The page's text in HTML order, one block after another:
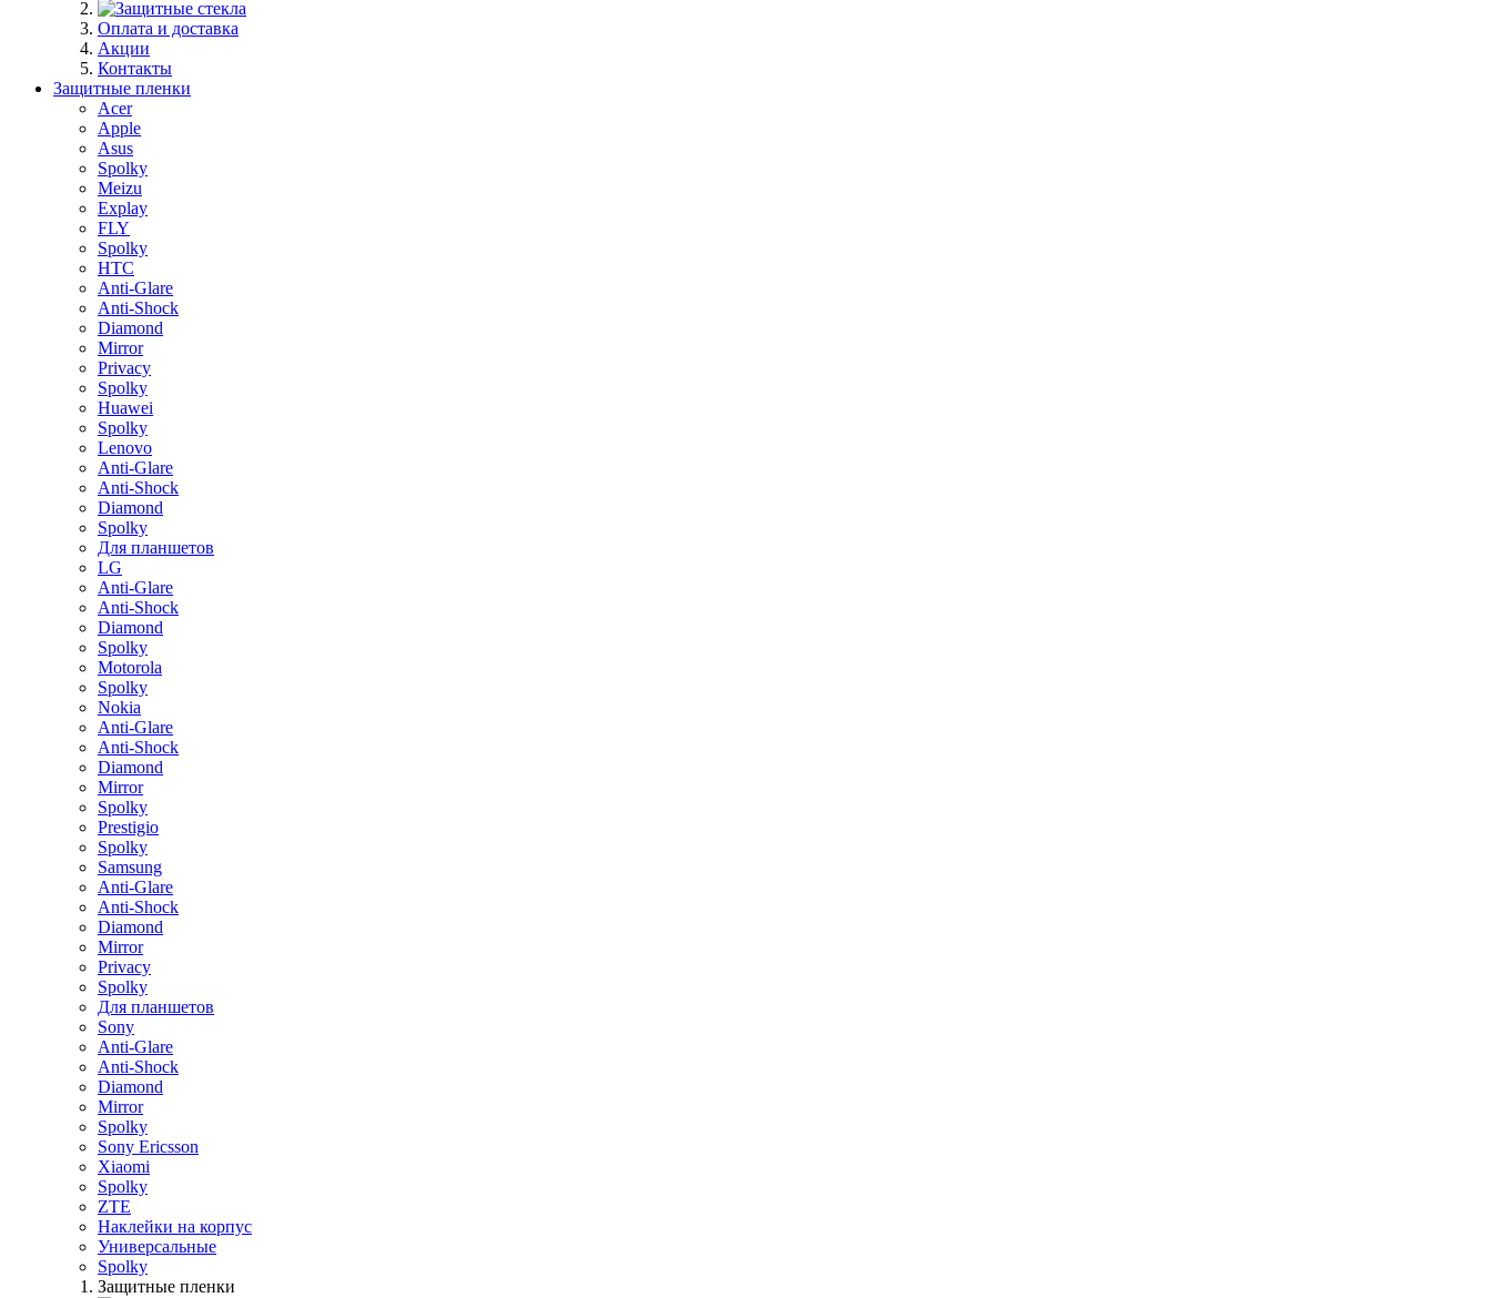
Оплата и доставка
Акции
Контакты
Защитные пленки
Acer
Apple
Asus
Spolky
Meizu
Explay
FLY
Spolky
HTC
Anti-Glare
Anti-Shock
Diamond
Mirror
Privacy
Spolky
Huawei
Spolky
Lenovo
Anti-Glare
Anti-Shock
Diamond
Spolky
Для планшетов
LG
Anti-Glare
Anti-Shock
Diamond
Spolky
Motorola
Spolky
Nokia
Anti-Glare
Anti-Shock
Diamond
Mirror
Spolky
Prestigio
Spolky
Samsung
Anti-Glare
Anti-Shock
Diamond
Mirror
Privacy
Spolky
Для планшетов
Sony
Anti-Glare
Anti-Shock
Diamond
Mirror
Spolky
Sony Ericsson
Xiaomi
Spolky
ZTE
Наклейки на корпус
Универсальные
Spolky
Защитные пленки